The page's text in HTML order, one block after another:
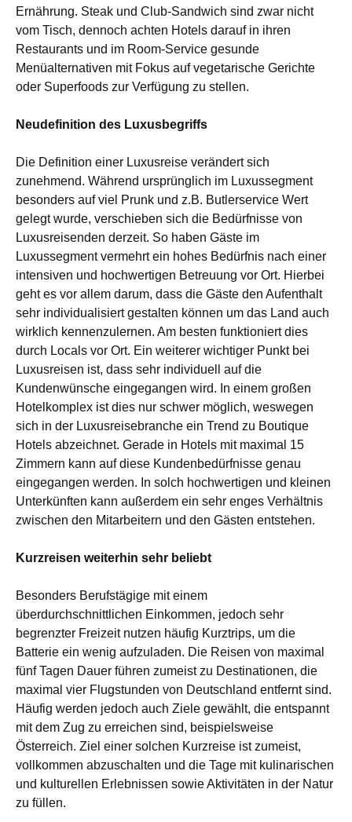
Ernährung. Steak und Club-Sandwich sind zwar nicht
vom Tisch, dennoch achten Hotels darauf in ihren
Restaurants und im Room-Service gesunde
Menüalternativen mit Fokus auf vegetarische Gerichte
oder Superfoods zur Verfügung zu stellen.
Neudefinition des Luxusbegriffs
Die Definition einer Luxusreise verändert sich
zunehmend. Während ursprünglich im Luxussegment
besonders auf viel Prunk und z.B. Butlerservice Wert
gelegt wurde, verschieben sich die Bedürfnisse von
Luxusreisenden derzeit. So haben Gäste im
Luxussegment vermehrt ein hohes Bedürfnis nach einer
intensiven und hochwertigen Betreuung vor Ort. Hierbei
geht es vor allem darum, dass die Gäste den Aufenthalt
sehr individualisiert gestalten können um das Land auch
wirklich kennenzu lernen. Am besten funktioniert dies
durch Locals vor Ort. Ein weiterer wichtiger Punkt bei
Luxusreisen ist, dass sehr individuell auf die
Kundenwünsche eingegangen wird. In einem großen
Hotelkomplex ist dies nur schwer möglich, weswegen
sich in der Luxusreisebranche ein Trend zu Boutique
Hotels abzeichnet. Gerade in Hotels mit maximal 15
Zimmern kann auf diese Kundenbedürfnisse genau
eingegangen werden. In solch hochwertigen und kleinen
Unterkünften kann außerdem ein sehr enges Verhältnis
zwischen den Mitarbeitern und den Gästen entstehen.
Kurzreisen weiterhin sehr beliebt
Besonders Berufstägige mit einem
überdurchschnittlichen Einkommen, jedoch sehr
begrenzter Freizeit nutzen häufig Kurztrips, um die
Batterie ein wenig aufzuladen. Die Reisen von maximal
fünf Tagen Dauer führen zumeist zu Destinationen, die
maximal vier Flugstunden von Deutschland entfernt sind.
Häufig werden jedoch auch Ziele gewählt, die entspannt
mit dem Zug zu erreichen sind, beispielsweise
Österreich. Ziel einer solchen Kurzreise ist zumeist,
vollkommen abzuschalten und die Tage mit kulinarischen
und kulturellen Erlebnissen sowie Aktivitäten in der Natur
zu füllen.